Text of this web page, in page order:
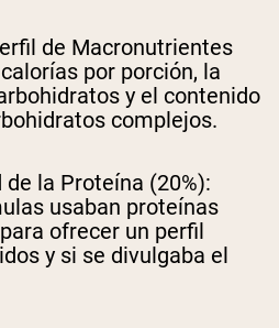
de Macronutrientes
por porción, la
y el contenido
complejos.
la Proteína (20%):
usaban proteínas
ofrecer un perfil
y si se divulgaba el